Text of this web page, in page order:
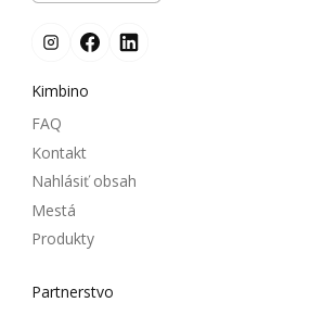
Kimbino
FAQ
Kontakt
Nahlásiť obsah
Mestá
Produkty
Partnerstvo